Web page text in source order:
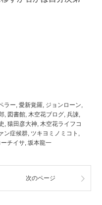
ラー, 愛新覚羅, ジョンローン,
, 図書館, 木空花ブログ, 兵諌,
, 猿田彦大神, 木空花ライフコ
ン症候群, ツキヨミノミコト ,
チイサ, 坂本龍一
次のページ